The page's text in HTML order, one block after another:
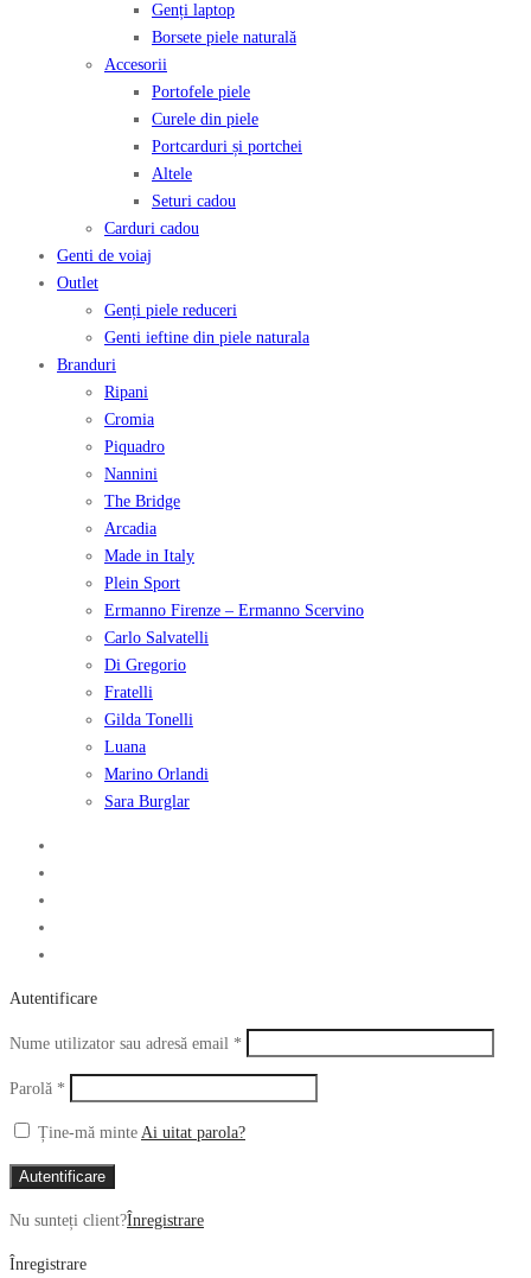
Genți laptop
Borsete piele naturală
Accesorii
Portofele piele
Curele din piele
Portcarduri și portchei
Altele
Seturi cadou
Carduri cadou
Genti de voiaj
Outlet
Genți piele reduceri
Genti ieftine din piele naturala
Branduri
Ripani
Cromia
Piquadro
Nannini
The Bridge
Arcadia
Made in Italy
Plein Sport
Ermanno Firenze – Ermanno Scervino
Carlo Salvatelli
Di Gregorio
Fratelli
Gilda Tonelli
Luana
Marino Orlandi
Sara Burglar
Autentificare
Nume utilizator sau adresă email *
Parolă *
Ține-mă minte Ai uitat parola?
Autentificare
Nu sunteți client?Înregistrare
Înregistrare